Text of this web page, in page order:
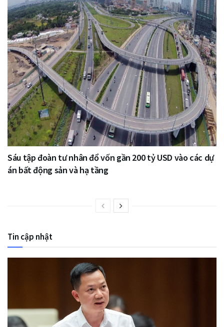
Sáu tập đoàn tư nhân đổ vốn gần 200 tỷ USD vào các dự
án bất động sản và hạ tầng
Tin cập nhật